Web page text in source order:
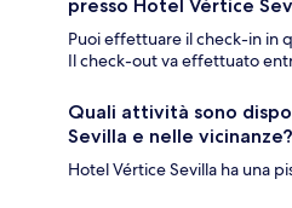
presso Hotel Vértice
Puoi effettuare il check-in in
Il check-out va effettuato
Quali attività sono
Sevilla e nelle vicinanze?
Hotel Vértice Sevilla ha una